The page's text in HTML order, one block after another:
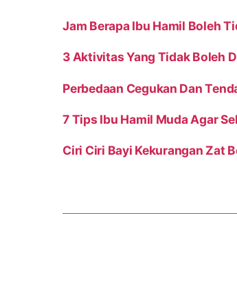
Jam Berapa Ibu Hamil Boleh
3 Aktivitas Yang Tidak Boleh
Perbedaan Cegukan Dan
7 Tips Ibu Hamil Muda Agar
Ciri Ciri Bayi Kekurangan Zat